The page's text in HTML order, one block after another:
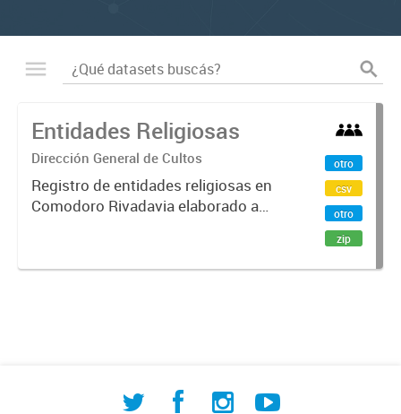
Entidades Religiosas
Dirección General de Cultos
Registro de entidades religiosas en
Comodoro Rivadavia elaborado a
General de Cultos y el Registro
otro
csv
otro
zip